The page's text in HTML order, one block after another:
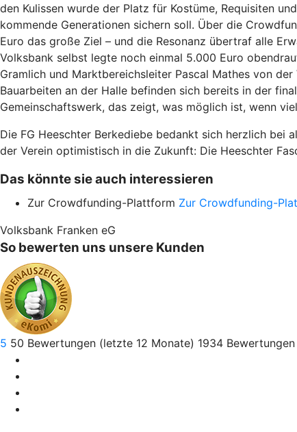
den Kulissen wurde der Platz für Kostüme, Requisiten
kommende Generationen sichern soll. Über die
Euro das große Ziel – und die Resonanz übertraf alle
Volksbank selbst legte noch einmal 5.000 Euro
Gramlich und Marktbereichsleiter Pascal Mathes von
Bauarbeiten an der Halle befinden sich bereits in der
Gemeinschaftswerk, das zeigt, was möglich ist, wenn
Die FG Heeschter Berkediebe bedankt sich herzlich bei
der Verein optimistisch in die Zukunft: Die Heeschter
Das könnte sie auch interessieren
Zur Crowdfunding-Plattform Zur Crowdfunding-
Volksbank Franken eG
So bewerten uns unsere Kunden
5 50 Bewertungen (letzte 12 Monate) 1934